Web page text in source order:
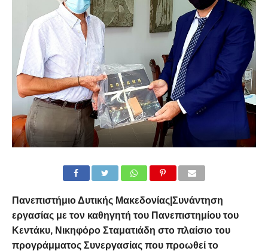
Πανεπιστήμιο Δυτικής Μακεδονίας|Συνάντηση
εργασίας με τον καθηγητή του Πανεπιστημίου του
Κεντάκυ, Νικηφόρο Σταματιάδη στο πλαίσιο του
προγράμματος Συνεργασίας που προωθεί το